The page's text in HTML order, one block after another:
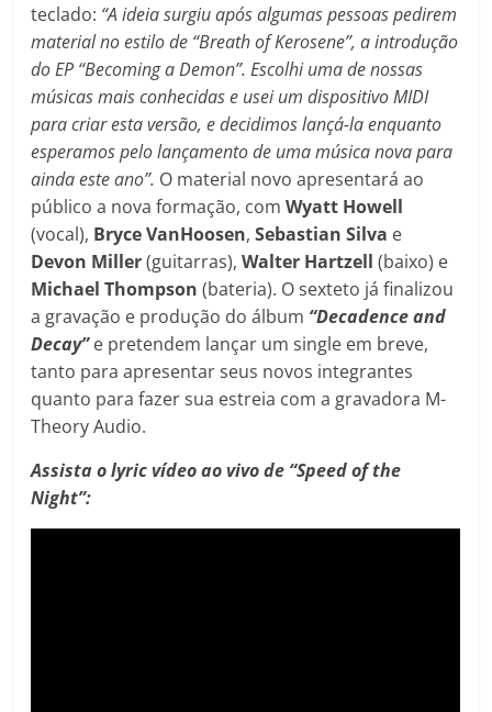
teclado: “A ideia surgiu após algumas pessoas pedirem
material no estilo de “Breath of Kerosene”, a introdução
do EP “Becoming a Demon”. Escolhi uma de nossas
músicas mais conhecidas e usei um dispositivo MIDI
para criar esta versão, e decidimos lançá-la enquanto
esperamos pelo lançamento de uma música nova para
ainda este ano”. O material novo apresentará ao
público a nova formação, comWyatt Howell
(vocal), Bryce VanHoosen,Sebastian Silva e
Devon Miller(guitarras),Walter Hartzell (baixo) e
Michael Thompson (bateria). O sexteto já finalizou
a gravação e produção do álbum “Decadence and
Decay”e pretendem lançar um single em breve,
tanto para apresentar seus novos integrantes
quanto para fazer sua estreia com a gravadora M-
Theory Audio.
Assista o lyric vídeo ao vivo de “Speed of the
Night”: